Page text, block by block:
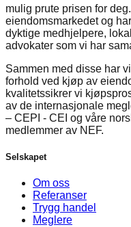
mulig prute prisen for
eiendomsmarkedet og
dyktige medhjelpere,
advokater som vi har
Sammen med disse har
forhold ved kjøp av
kvalitetssikrer vi
av de internasjonale
– CEPI - CEI og våre
medlemmer av NEF.
Selskapet
Om oss
Referanser
Trygg handel
Meglere